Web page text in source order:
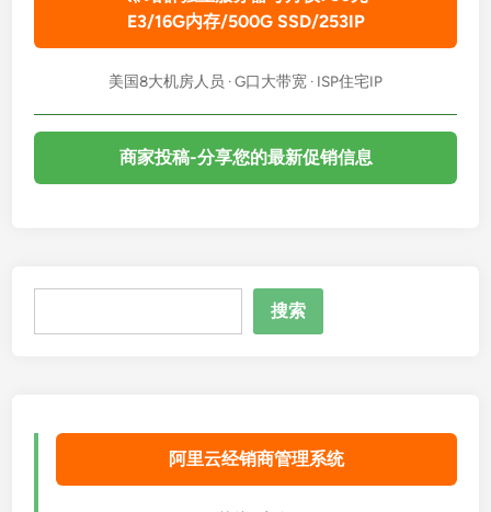
P
销
：
$
3
起
M
B
内
E3/16G内存/500G SSD/253IP
美国8大机房人员 · G口大带宽 · ISP住宅IP
商家投稿-分享您的最新促销信息
搜索
阿里云经销商管理系统